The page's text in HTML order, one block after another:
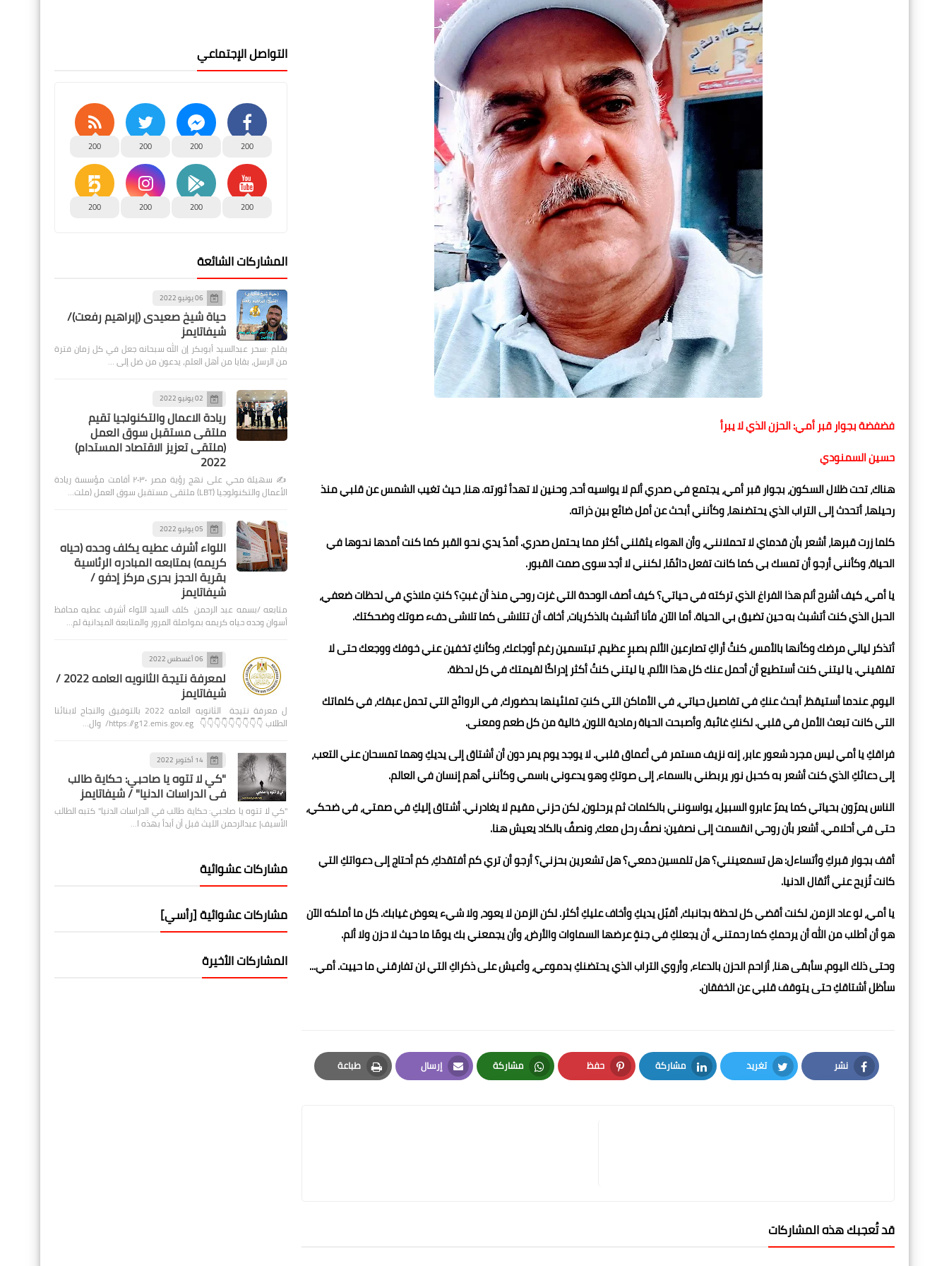
فضفضة بجوار قبر أمي: الحزن الذي لا يبرأ
حسين السمنودي
هناك، تحت ظلال السكون، بجوار قبر أمي، يجتمع في صدري ألم لا يواسيه أحد، وحنين لا تهدأ ثورته. هنا، حيث تغيب الشمس عن قلبي منذ
رحيلها، أتحدث إلى التراب الذي يحتضنها، وكأنني أبحث عن أمل ضائع بين ذراته.
كلما زرت قبرها، أشعر بأن قدماي لا تحملانني، وأن الهواء يثقلني أكثر مما يحتمل صدري. أمدّ يدي نحو القبر كما كنت أمدها نحوها في
الحياة، وكأنني أرجو أن تمسك بي كما كانت تفعل دائمًا، لكنني لا أجد سوى صمت القبور.
يا أمي، كيف أشرح ألم هذا الفراغ الذي تركته في حياتي؟ كيف أصف الوحدة التي غزت روحي منذ أن غبتِ؟ كنتِ ملاذي في لحظات ضعفي،
الحبل الذي كنت أتشبث به حين تضيق بي الحياة. أما الآن، فأنا أتشبث بالذكريات، أخاف أن تتلاشى كما تلاشى دفء صوتك وضحكتك.
أتذكر ليالي مرضك وكأنها بالأمس، كنتُ أراكِ تصارعين الألم بصبرٍ عظيم، تبتسمين رغم أوجاعك، وكأنكِ تخفين عني خوفك ووجعك حتى لا
تقلقيني. يا ليتني كنت أستطيع أن أحمل عنك كل هذا الألم، يا ليتني كنتُ أكثر إدراكًا لقيمتك في كل لحظة.
اليوم، عندما أستيقظ، أبحث عنكِ في تفاصيل حياتي، في الأماكن التي كنتِ تملئينها بحضورك، في الروائح التي تحمل عبقك، في كلماتك
التي كانت تبعث الأمل في قلبي. لكنكِ غائبة، وأصبحت الحياة رمادية اللون، خالية من كل طعم ومعنى.
فراقكِ يا أمي ليس مجرد شعور عابر، إنه نزيف مستمر في أعماق قلبي. لا يوجد يوم يمر دون أن أشتاق إلى يديكِ وهما تمسحان عني التعب،
إلى دعائكِ الذي كنت أشعر به كحبل نور يربطني بالسماء، إلى صوتكِ وهو يدعوني باسمي وكأنني أهم إنسان في العالم.
الناس يمرّون بحياتي كما يمرّ عابرو السبيل، يواسونني بالكلمات ثم يرحلون، لكن حزني مقيم لا يغادرني. أشتاق إليكِ في صمتي، في ضحكي،
حتى في أحلامي. أشعر بأن روحي انقسمت إلى نصفين: نصفٌ رحل معك، ونصفٌ بالكاد يعيش هنا.
أقف بجوار قبركِ وأتساءل: هل تسمعينني؟ هل تلمسين دمعي؟ هل تشعرين بحزني؟ أرجو أن تري كم أفتقدكِ، كم أحتاج إلى دعواتكِ التي
كانت تُزيح عني أثقال الدنيا.
يا أمي، لو عاد الزمن، لكنت أقضي كل لحظة بجانبك، أقبّل يديكِ وأخاف عليكِ أكثر. لكن الزمن لا يعود، ولا شيء يعوض غيابك. كل ما أملكه الآن
هو أن أطلب من الله أن يرحمكِ كما رحمتني، أن يجعلكِ في جنةٍ عرضها السماوات والأرض، وأن يجمعني بك يومًا ما حيث لا حزن ولا ألم.
وحتى ذلك اليوم، سأبقى هنا، أزاحم الحزن بالدعاء، وأروي التراب الذي يحتضنكِ بدموعي، وأعيش على ذكراكِ التي لن تفارقني ما حييت. أمي...
سأظل أشتاقكِ حتى يتوقف قلبي عن الخفقان.
نشر
Facebook
تغريد
Twitter
مشاركة
LinkedIn
حفظ
Pinterest
مشاركة
Whatsapp
إرسال
Email
طباعة
Print
قد تُعجبك هذه المشاركات
التواصل الإجتماعي
200
200
200
200
200
200
200
200
المشاركات الشائعة
06 يونيو 2022
حياة شيخ صعيدى (إبراهيم رفعت)/
شيفاتايمز
بقلم :سحر عبدالسيد أبوبكر إن الله سبحانه جعل في كل زمان فترة
من الرسل، بقايا من أهل العلم، يدعون من ضل إلى …
02 يونيو 2022
ريادة الاعمال والتكنولجيا تقيم
ملتقى مستقبل سوق العمل
(ملتقى تعزيز الاقتصاد المستدام)
2022
✍️ سهيلة محي على نهج رؤية مصر ٢٠٣٠ أقامت مؤسسة ريادة
الأعمال والتكنولوجيا (LBT) ملتقى مستقبل سوق العمل (ملت…
05 يوليو 2022
اللواء أشرف عطيه يكلف وحده (حياه
كريمه) بمتابعه المبادره الرئاسية
بقرية الحجز بحرى مركز إدفو /
شيفاتايمز
متابعه /بسمه عبد الرحمن كلف السيد اللواء أشرف عطيه محافظ
أسوان وحده حياه كريمه بمواصلة المرور والمتابعة الميدانية لم…
06 أغسطس 2022
لمعرفة نتيجة الثانويه العامه 2022 /
شيفاتايمز
ل معرفة نتيجة الثانويه العامه 2022 بالتوفيق والنجاح لابنائنا
الطلاب 👇👇👇👇👇👇👇👇👇 https://g12.emis.gov.eg/ وال…
14 أكتوبر 2022
"كي لا تتوه يا صاحبي: حكاية طالب
في الدراسات الدنيا" / شيفاتايمز
"كي لا تتوه يا صاحبي: حكاية طالب في الدراسات الدنيا" كتبه الطالب
الأسيف| عبدالرحمن الليث قبل أن أبدأ بهذه ا…
مشاركات عشوائية
مشاركات عشوائية [رأسي]
المشاركات الأخيرة